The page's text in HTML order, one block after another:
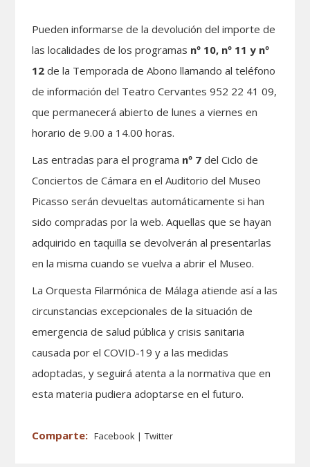
Pueden informarse de la devolución del importe de
las localidades de los programas nº 10, nº 11 y nº
12 de la Temporada de Abono llamando al teléfono
de información del Teatro Cervantes 952 22 41 09,
que permanecerá abierto de lunes a viernes en
horario de 9.00 a 14.00 horas.
Las entradas para el programa nº 7 del Ciclo de
Conciertos de Cámara en el Auditorio del Museo
Picasso serán devueltas automáticamente si han
sido compradas por la web. Aquellas que se hayan
adquirido en taquilla se devolverán al presentarlas
en la misma cuando se vuelva a abrir el Museo.
La Orquesta Filarmónica de Málaga atiende así a las
circunstancias excepcionales de la situación de
emergencia de salud pública y crisis sanitaria
causada por el COVID-19 y a las medidas
adoptadas, y seguirá atenta a la normativa que en
esta materia pudiera adoptarse en el futuro.
Facebook Twitter